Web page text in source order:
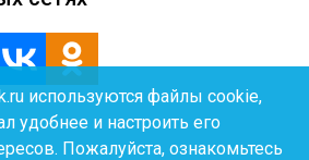
используются файлы cookie,
удобнее и настроить его
Пожалуйста, ознакомьтесь